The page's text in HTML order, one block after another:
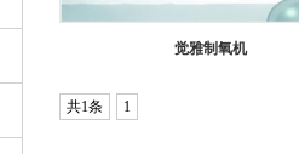
觉雅制氧机
共1条 1